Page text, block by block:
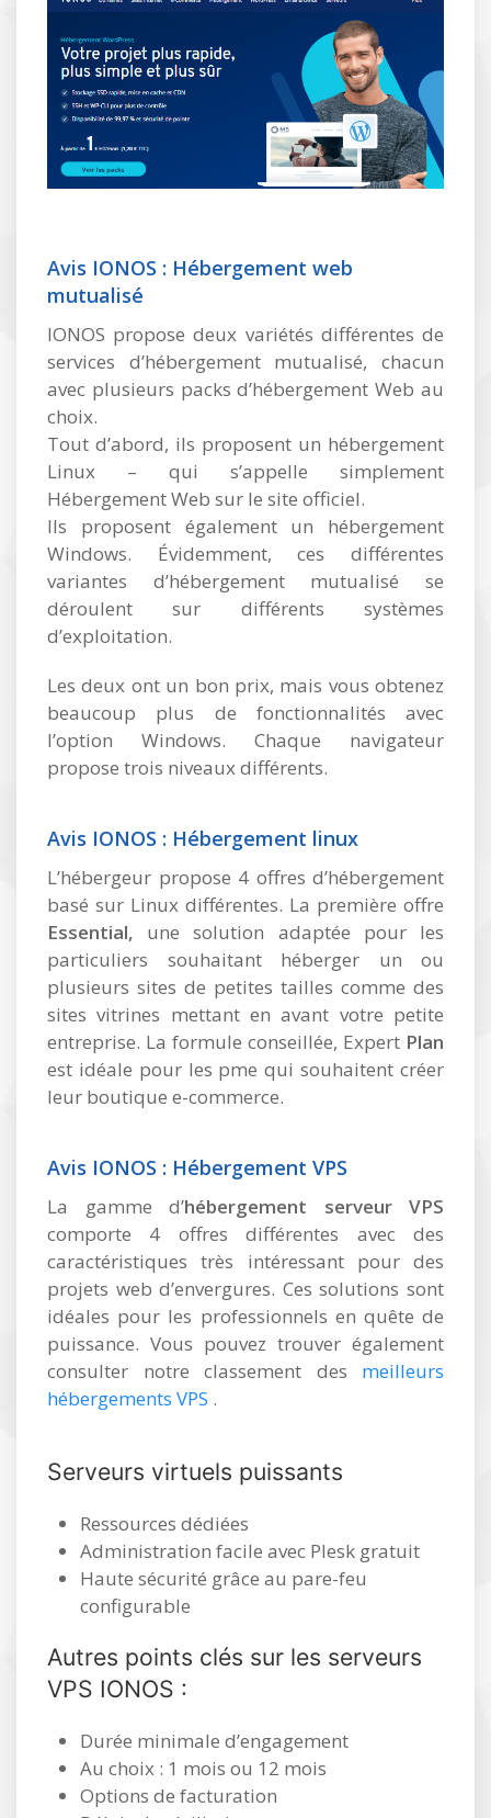
Avis IONOS : Hébergement web
mutualisé
IONOS propose deux variétés différentes de
services d’hébergement mutualisé, chacun
avec plusieurs packs d’hébergement Web au
choix.
Tout d’abord, ils proposent un hébergement
Linux – qui s’appelle simplement
Hébergement Web sur le site officiel.
Ils proposent également un hébergement
Windows. Évidemment, ces différentes
variantes d’hébergement mutualisé se
déroulent sur différents systèmes
d’exploitation.
Les deux ont un bon prix, mais vous obtenez
beaucoup plus de fonctionnalités avec
l’option Windows. Chaque navigateur
propose trois niveaux différents.
Avis IONOS : Hébergement linux
L’hébergeur propose 4 offres d’hébergement
basé sur Linux différentes. La première offre
Essential, une solution adaptée pour les
particuliers souhaitant héberger un ou
plusieurs sites de petites tailles comme des
sites vitrines mettant en avant votre petite
entreprise. La formule conseillée, Expert Plan
est idéale pour les pme qui souhaitent créer
leur boutique e-commerce.
Avis IONOS : Hébergement VPS
La gamme d’hébergement serveur VPS
comporte 4 offres différentes avec des
caractéristiques très intéressant pour des
projets web d’envergures. Ces solutions sont
idéales pour les professionnels en quête de
puissance. Vous pouvez trouver également
consulter notre classement des meilleurs
hébergements VPS .
Serveurs virtuels puissants
Ressources dédiées
Administration facile avec Plesk gratuit
Haute sécurité grâce au pare-feu
configurable
Autres points clés sur les serveurs
VPS IONOS :
Durée minimale d’engagement
Au choix : 1 mois ou 12 mois
Options de facturation